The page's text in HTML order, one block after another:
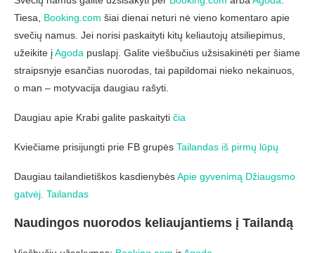
Tiesa, Booking.com šiai dienai neturi nė vieno komentaro apie
svečių namus. Jei norisi paskaityti kitų keliautojų atsiliepimus,
užeikite įAgoda puslapį. Galite viešbučius užsisakinėti per šiame
straipsnyje esančias nuorodas, tai papildomai nieko nekainuos,
o man – motyvacija daugiau rašyti.
Daugiau apie Krabi galite paskaityti čia
Kviečiame prisijungti prie FB grupės Tailandas iš pirmų lūpų
Daugiau tailandietiškos kasdienybėsApie gyvenimą Džiaugsmo
gatvėj. Tailandas
Naudingos nuorodos keliaujantiems į Tailandą